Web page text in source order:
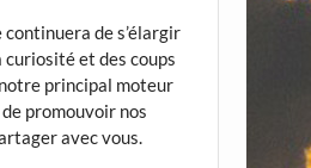
de s’élargir
et des coups
principal moteur
promouvoir nos
avec vous.